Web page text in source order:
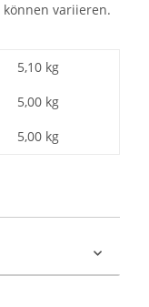
können variieren.
5,10 kg
5,00 kg
5,00 kg